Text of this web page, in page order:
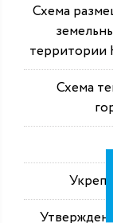
Схема
территории
Схема